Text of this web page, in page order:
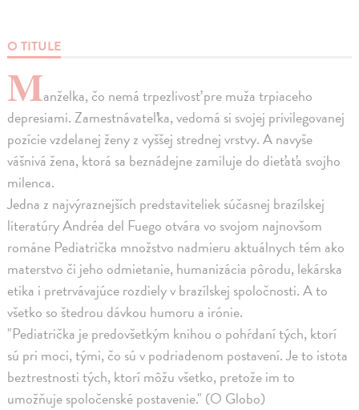
O TITULE
Manželka, čo nemá trpezlivosť pre muža trpiaceho
depresiami. Zamestnávateľka, vedomá si svojej privilegovanej
pozície vzdelanej ženy z vyššej strednej vrstvy. A navyše
vášnivá žena, ktorá sa beznádejne zamiluje do dieťaťa svojho
milenca.
Jedna z najvýraznejších predstaviteliek súčasnej brazílskej
literatúry Andréa del Fuego otvára vo svojom najnovšom
románe Pediatrička množstvo nadmieru aktuálnych tém ako
materstvo či jeho odmietanie, humanizácia pôrodu, lekárska
etika i pretrvávajúce rozdiely v brazílskej spoločnosti. A to
všetko so štedrou dávkou humoru a irónie.
"Pediatrička je predovšetkým knihou o pohŕdaní tých, ktorí
sú pri moci, tými, čo sú v podriadenom postavení. Je to istota
beztrestnosti tých, ktorí môžu všetko, pretože im to
umožňuje spoločenské postavenie." (O Globo)